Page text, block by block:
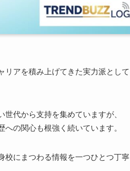
リアを積み上げてきた実力派として
代から支持を集めていますが、
の関心も根強く続いています。
校にまつわる情報を一つひとつ丁寧